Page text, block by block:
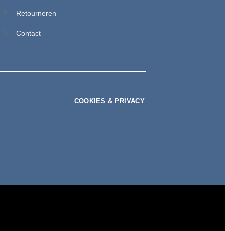
Retourneren
Contact
COOKIES & PRIVACY